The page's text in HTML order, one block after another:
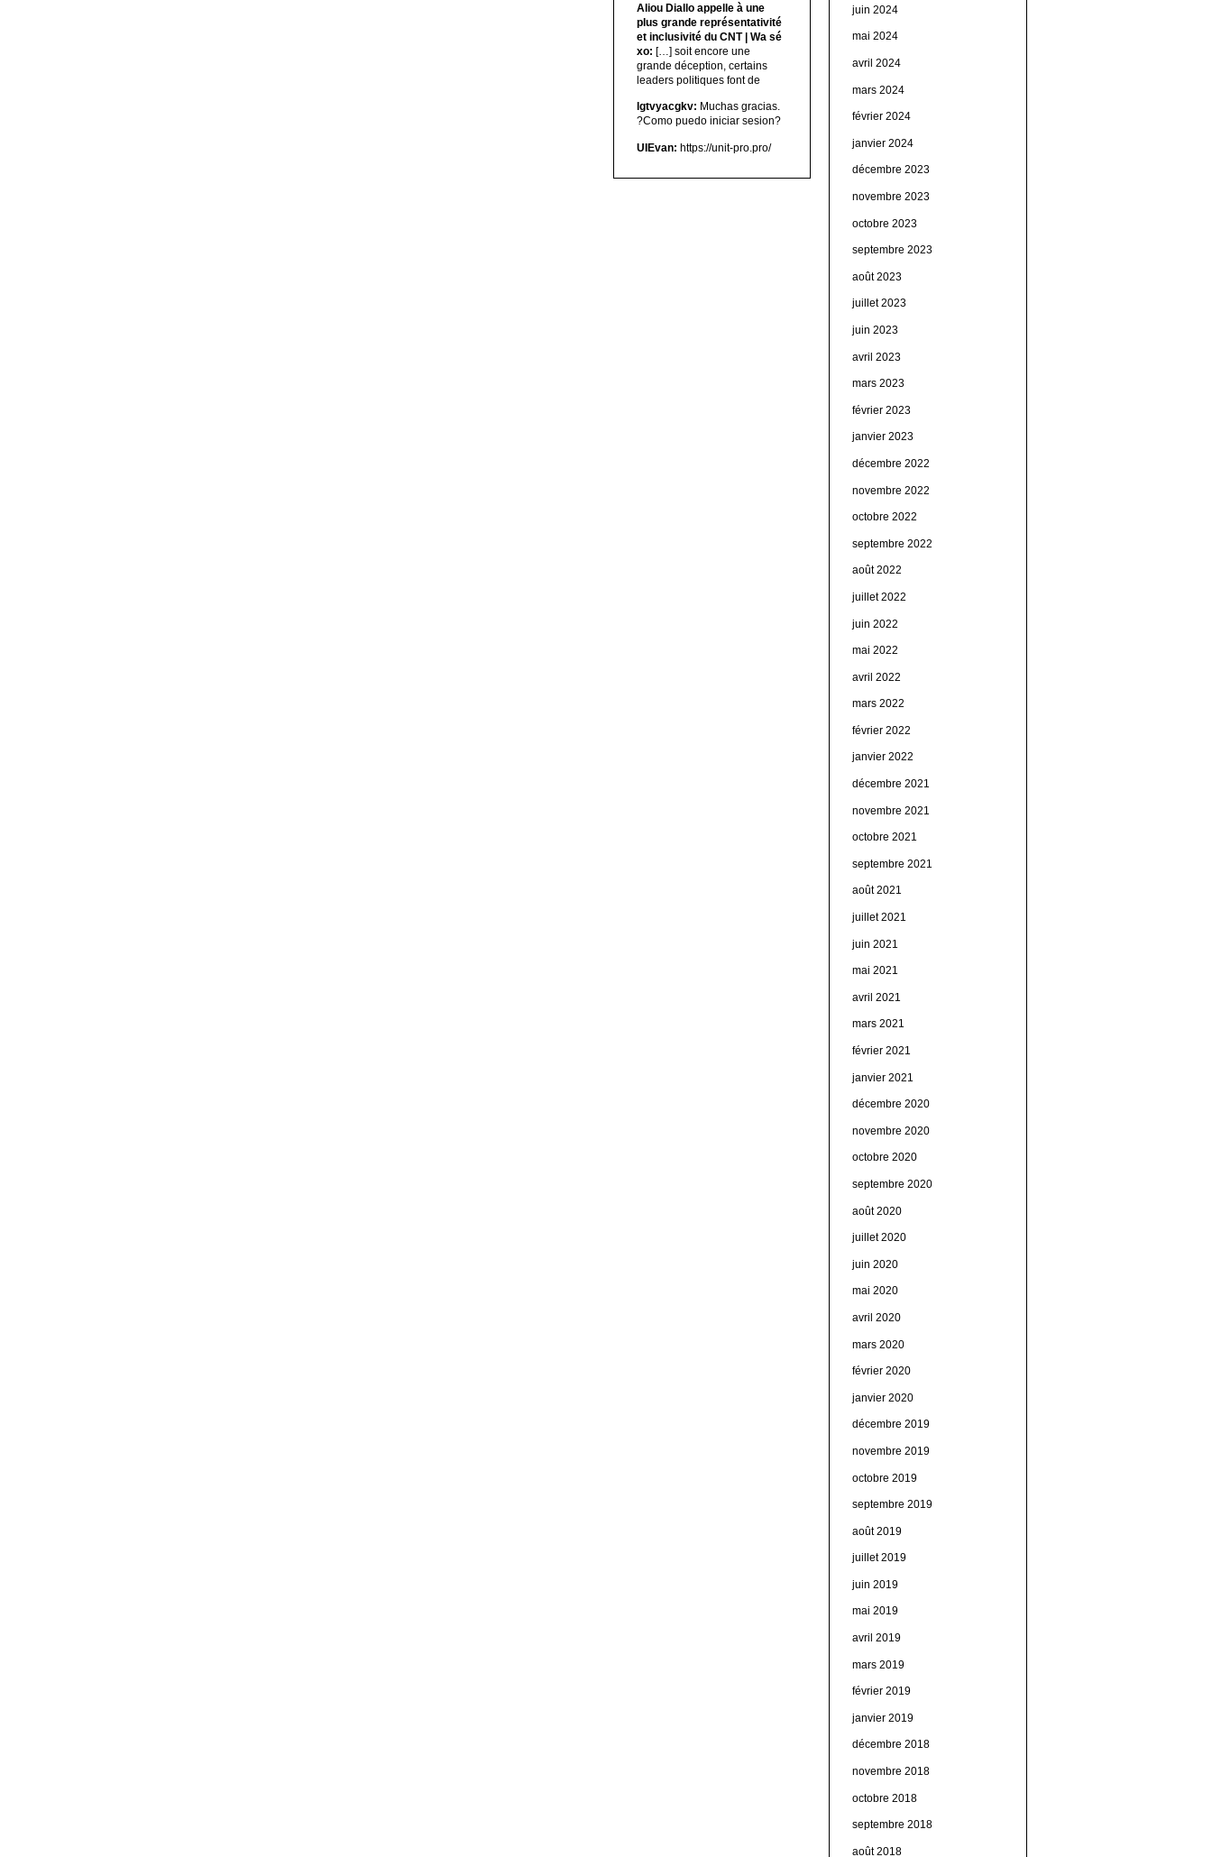
Aliou Diallo appelle à une
plus grande représentativité
et inclusivité du CNT | Wa sé
xo: […] soit encore une
grande déception, certains
leaders politiques font de
lgtvyacgkv: Muchas gracias.
?Como puedo iniciar sesion?
UIEvan: https://unit-pro.pro/
juin 2024
mai 2024
avril 2024
mars 2024
février 2024
janvier 2024
décembre 2023
novembre 2023
octobre 2023
septembre 2023
août 2023
juillet 2023
juin 2023
avril 2023
mars 2023
février 2023
janvier 2023
décembre 2022
novembre 2022
octobre 2022
septembre 2022
août 2022
juillet 2022
juin 2022
mai 2022
avril 2022
mars 2022
février 2022
janvier 2022
décembre 2021
novembre 2021
octobre 2021
septembre 2021
août 2021
juillet 2021
juin 2021
mai 2021
avril 2021
mars 2021
février 2021
janvier 2021
décembre 2020
novembre 2020
octobre 2020
septembre 2020
août 2020
juillet 2020
juin 2020
mai 2020
avril 2020
mars 2020
février 2020
janvier 2020
décembre 2019
novembre 2019
octobre 2019
septembre 2019
août 2019
juillet 2019
juin 2019
mai 2019
avril 2019
mars 2019
février 2019
janvier 2019
décembre 2018
novembre 2018
octobre 2018
septembre 2018
août 2018